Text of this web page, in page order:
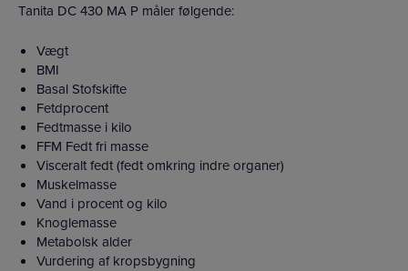
Tanita DC 430 MA P måler følgende:
Vægt
BMI
Basal Stofskifte
Fetdprocent
Fedtmasse i kilo
FFM Fedt fri masse
Visceralt fedt (fedt omkring indre organer)
Muskelmasse
Vand i procent og kilo
Knoglemasse
Metabolsk alder
Vurdering af kropsbygning